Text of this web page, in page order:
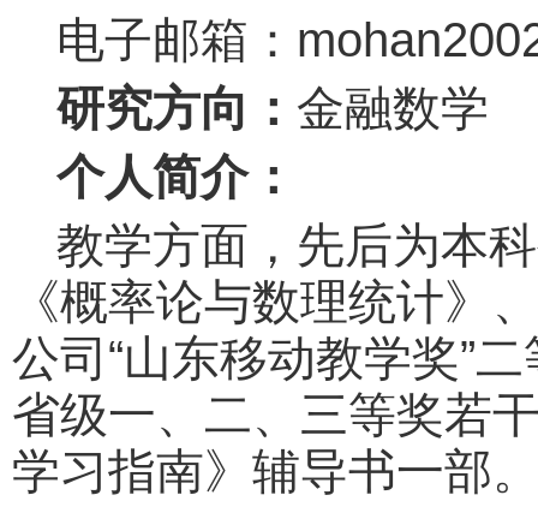
电子邮箱：
研究方向： 金融数学
个人简介：
教学方面，先后为本
《概率论与数理统计》
公司“山东移动教学奖”
省级一、二、三等奖若
学习指南》辅导书一部